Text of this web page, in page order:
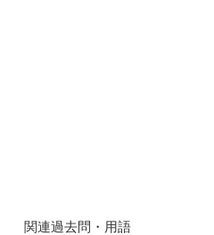
関連過去問・用語